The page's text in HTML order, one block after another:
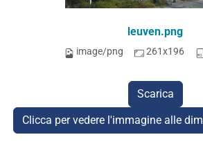
leuven.png
image/png 261x196
Scarica
Clicca per vedere l'immagine alle